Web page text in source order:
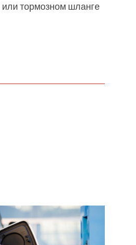
тормозном шланге